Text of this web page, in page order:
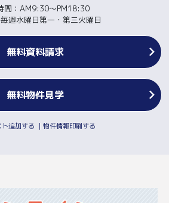
間：AM9:30～PM18:30
週水曜日第一・第三火曜日
無料資料請求
無料物件見学
追加する ｜ 物件情報印刷する